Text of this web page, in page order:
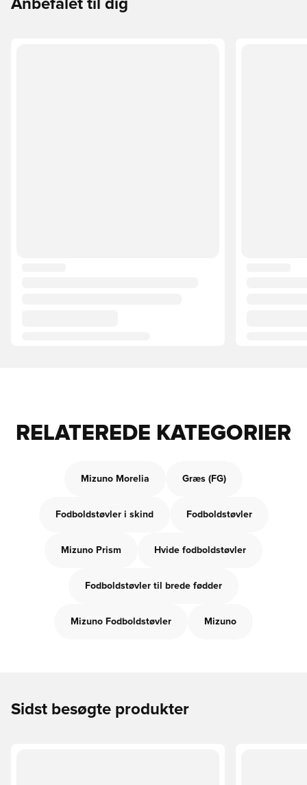
Anbefalet til dig
RELATEREDE KATEGORIER
Mizuno Morelia Græs (FG)
Fodboldstøvler i skind Fodboldstøvler
Mizuno Prism Hvide fodboldstøvler
Fodboldstøvler til brede fødder
Mizuno Fodboldstøvler Mizuno
Sidst besøgte produkter